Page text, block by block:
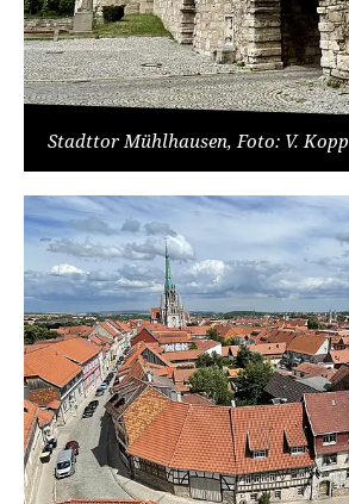
Stadttor Mühlhausen, Foto: V. Kopp